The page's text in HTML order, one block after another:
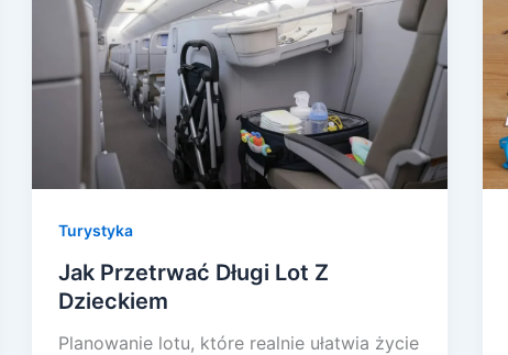
Turystyka
Jak Przetrwać Długi Lot Z
Dzieckiem
Planowanie lotu, które realnie ułatwia życie